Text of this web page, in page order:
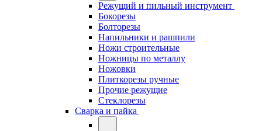
Режущий и пильный инструмент
Бокорезы
Болторезы
Напильники и рашпили
Ножи строительные
Ножницы по металлу
Ножовки
Плиткорезы ручные
Прочие режущие
Стеклорезы
Сварка и пайка